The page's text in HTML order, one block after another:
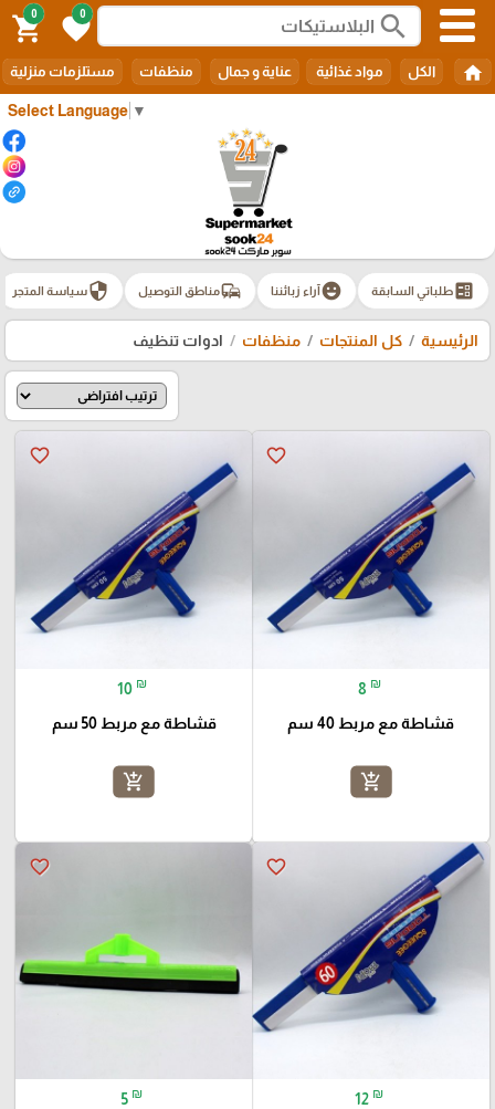
Select Language ▼
search
0
favorite
0
shopping_cart
home الكل مواد غذائية عناية و جمال منظفات مستلزمات منزلية
ballotطلباتي السابقة emoji_emotionsآراء زبائننا commuteمناطق التوصيل securityسياسة المتجر
الرئيسية كل المنتجات منظفات ادوات تنظيف
favorite_border
8 ₪
قشاطة مع مربط 40 سم
add_shopping_cart
favorite_border
10 ₪
قشاطة مع مربط 50 سم
add_shopping_cart
favorite_border
12 ₪
favorite_border
5 ₪